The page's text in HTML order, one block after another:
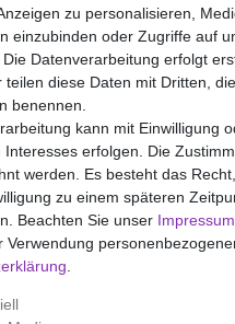
Wir liefern mit DHL (auch
Kostenloser Versand
14 Tage
Daten­schutz­erklärung
zu personalisieren,
einzubinden oder Zugriffe auf
Datenverarbeitung erfolgt
teilen diese Daten mit Dritten,
benennen.
kann mit Einwilligung
Interesses erfolgen. Die
werden. Es besteht das
zu einem späteren
Beachten Sie unser Impressum
Verwendung